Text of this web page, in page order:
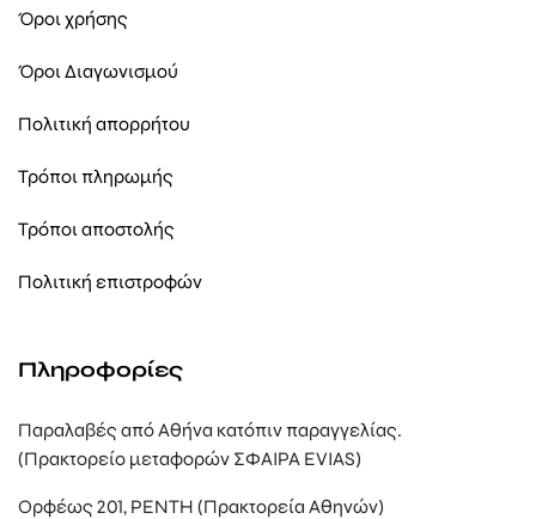
Όροι χρήσης
Όροι Διαγωνισμού
Πολιτική απορρήτου
Τρόποι πληρωμής
Τρόποι αποστολής
Πολιτική επιστροφών
Πληροφορίες
Παραλαβές από Αθήνα κατόπιν παραγγελίας.
(Πρακτορείο μεταφορών ΣΦΑΙΡΑ EVIAS)
Ορφέως 201, ΡΕΝΤΗ (Πρακτορεία Αθηνών)